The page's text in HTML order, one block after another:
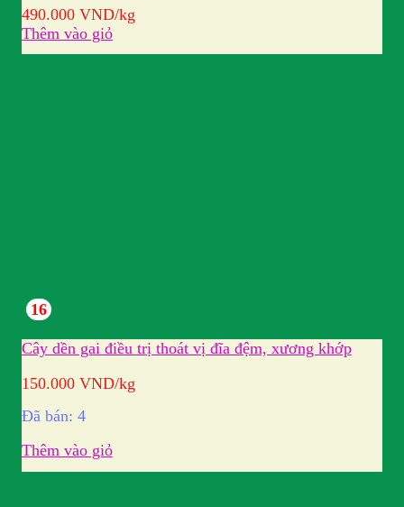
490.000 VND/kg
Thêm vào giỏ
16
Cây dền gai điều trị thoát vị đĩa đệm, xương khớp
150.000 VND/kg
Đã bán: 4
Thêm vào giỏ